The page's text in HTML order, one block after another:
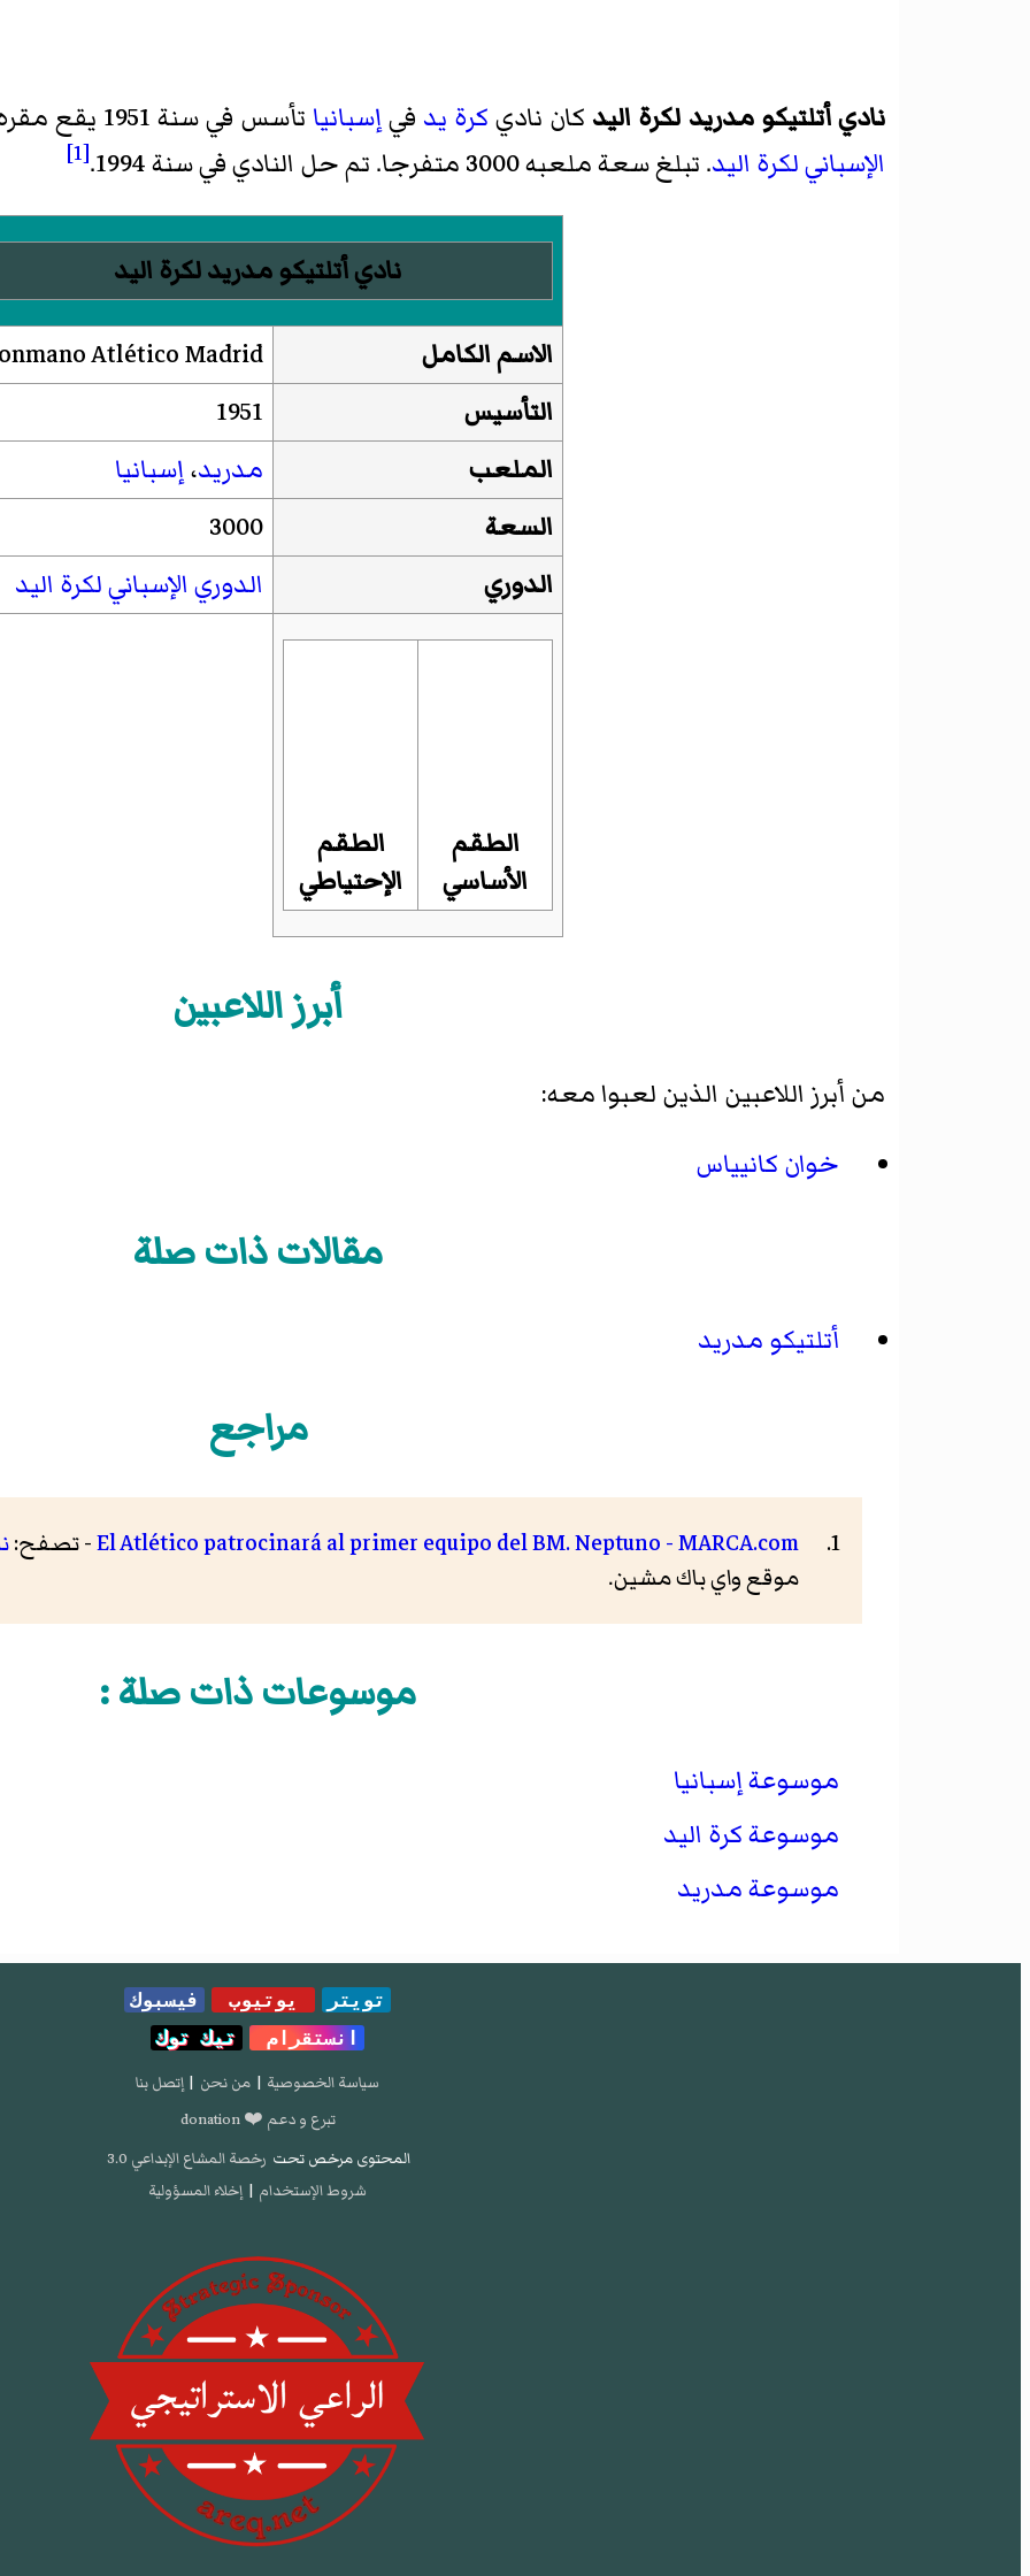
نادي أتلتيكو مدريد لكرة اليدكان نادي كرة يد فيإسبانيا تأسس في سنة 1951 يقع مقره في
الإسباني لكرة اليد. تبلغ سعة ملعبه 3000 متفرجا. تم حل النادي في سنة 1994. [1]
نادي أتلتيكو مدريد لكرة اليد
الاسم الكامل
Atlético Madrid
التأسيس
1951
الملعب
مدريد،إسبانيا
السعة
3000
الدوري
الدوري الإسباني لكرة اليد
الطقم
الأساسي
الطقم
الإحتياطي
أبرز اللاعبين
من أبرز اللاعبين الذين لعبوا معه:
خوان كانيياس
مقالات ذات صلة
أتلتيكو مدريد
مراجع
El Atlético patrocinará al primer equipo del BM. Neptuno - MARCA.com- تصفح:
موقع واي باك مشين.
موسوعات ذات صلة :
موسوعة إسبانيا
موسوعة كرة اليد
موسوعة مدريد
تويتر يوتيوب
فيسبوك
انستقرام
تيك توك
سياسة الخصوصية | من نحن | إتصل بنا
تبرع و دعم ❤️ donation
المحتوى مرخص تحت رخصة المشاع الإبداعي 3.0
شروط الإستخدام | إخلاء المسؤولية